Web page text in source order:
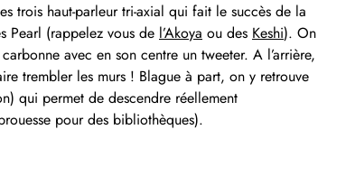
trois haut-parleur tri-axial qui fait le succès de la
Pearl (rappelez vous de l’Akoya ou des Keshi). On
avec en son centre un tweeter. A l’arrière,
trembler les murs ! Blague à part, on y retrouve
qui permet de descendre réellement
pour des bibliothèques).